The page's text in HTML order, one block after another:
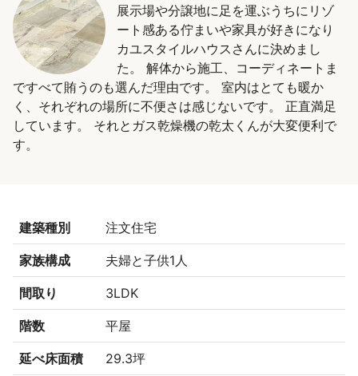
展示場や分譲地に足を運ぶうちにリゾ
ート感ある佇まいや家具が好きになり
カユスタイルハウスさんに決めまし
た。 解体から施工、コーディネートま
ですべて賄うのも選んだ理由です。 室内はとても暖か
く、それぞれの場所に不便さは感じないです。 正直満足
しています。 それとガス乾燥機の乾太くんが大変便利で
す。
建築種別 注文住宅
家族構成 夫婦と子供1人
間取り 3LDK
階数 平屋
延べ床面積 29.3坪